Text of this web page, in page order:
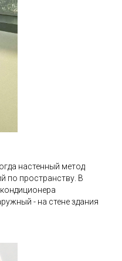
настенный метод
по пространству. В
- на стене здания